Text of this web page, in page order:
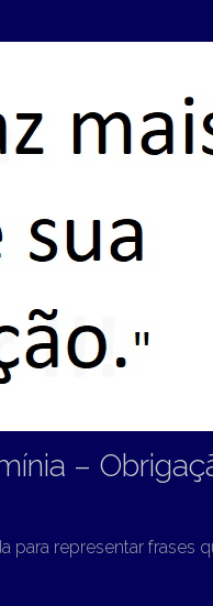
–
para representar frases